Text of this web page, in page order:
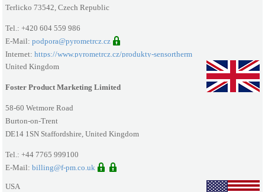
Terlicko 73542, Czech Republic
Tel.: +420 604 559 986
E-Mail:podpora@pyrometrcz.cz
Internet:https://www.pyrometrcz.cz/produkty-sensortherm
United Kingdom
Foster Product Marketing Limited
58-60 Wetmore Road
Burton-on-Trent
DE14 1SN Staffordshire, United Kingdom
Tel.: +44 7765 999100
E-Mail:billing@f-pm.co.uk
USA